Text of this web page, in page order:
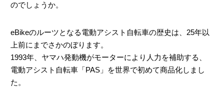
使い方
について
メンテナンス
こんな時
のでしょうか。
eBikeのルーツとなる電動アシスト自転車の歴史は、25年以
上前にまでさかのぼります。
1993年、ヤマハ発動機がモーターにより人力を補助する、
電動アシスト自転車「PAS」を世界で初めて商品化しまし
た。